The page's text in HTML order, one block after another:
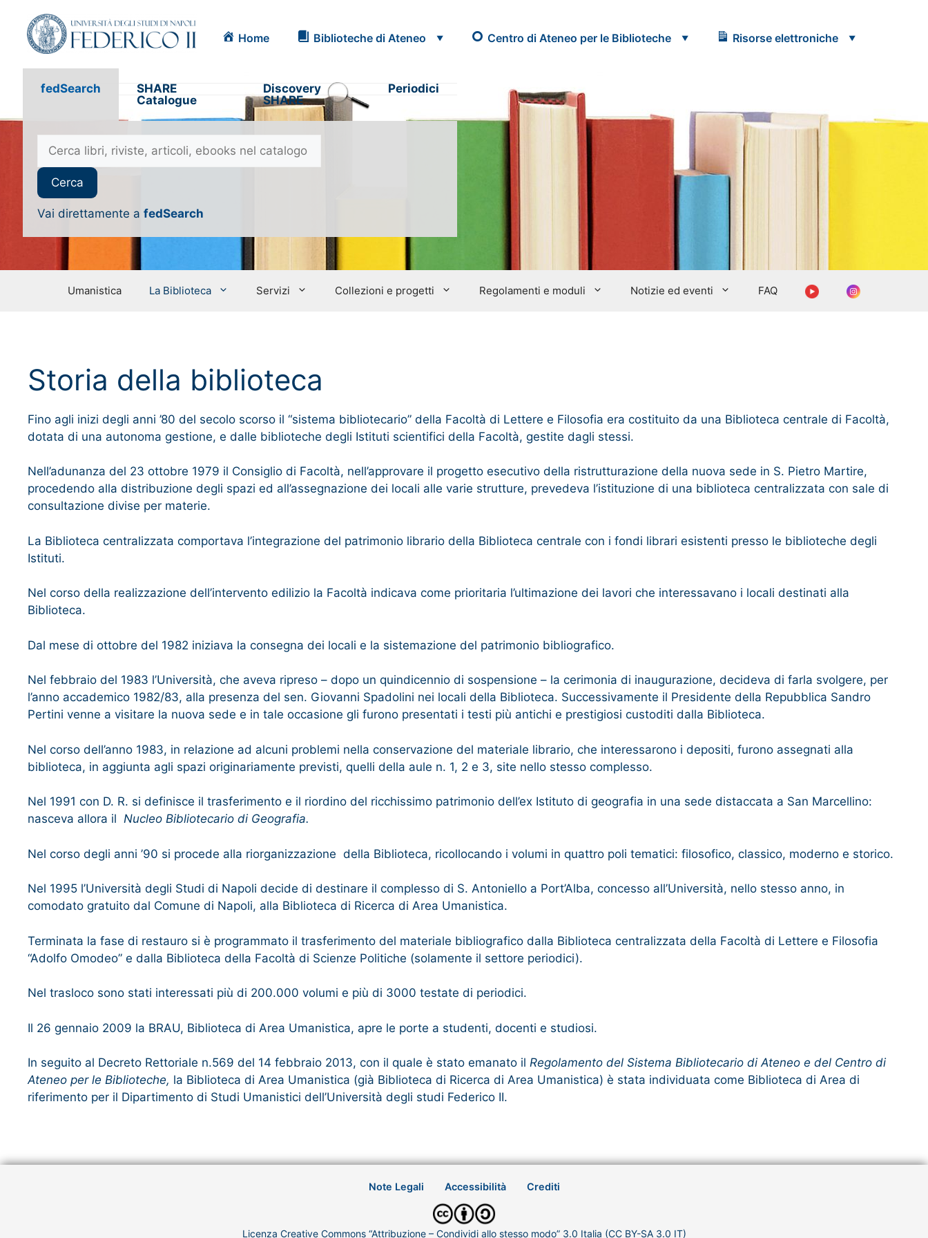
Home Biblioteche di Ateneo Centro di Ateneo per le Biblioteche Risorse elettroniche
fedSearch
SHARE
Catalogue
Discovery
SHARE
Periodici
Vai direttamente a fedSearch
Umanistica La Biblioteca Servizi Collezioni e progetti Regolamenti e moduli Notizie ed eventi FAQ YoutubeInstagram
Storia della biblioteca
Fino agli inizi degli anni ’80 del secolo scorso il “sistema bibliotecario” della Facoltà di Lettere e Filosofia era costituito da una Biblioteca centrale di Facoltà,
dotata di una autonoma gestione, e dalle biblioteche degli Istituti scientifici della Facoltà, gestite dagli stessi.
Nell’adunanza del 23 ottobre 1979 il Consiglio di Facoltà, nell’approvare il progetto esecutivo della ristrutturazione della nuova sede in S. Pietro Martire,
procedendo alla distribuzione degli spazi ed all’assegnazione dei locali alle varie strutture, prevedeva l’istituzione di una biblioteca centralizzata con sale di
consultazione divise per materie.
La Biblioteca centralizzata comportava l’integrazione del patrimonio librario della Biblioteca centrale con i fondi librari esistenti presso le biblioteche degli
Istituti.
Nel corso della realizzazione dell’intervento edilizio la Facoltà indicava come prioritaria l’ultimazione dei lavori che interessavano i locali destinati alla
Biblioteca.
Dal mese di ottobre del 1982 iniziava la consegna dei locali e la sistemazione del patrimonio bibliografico.
Nel febbraio del 1983 l’Università, che aveva ripreso – dopo un quindicennio di sospensione – la cerimonia di inaugurazione, decideva di farla svolgere, per
l’anno accademico 1982/83, alla presenza del sen. Giovanni Spadolini nei locali della Biblioteca. Successivamente il Presidente della Repubblica Sandro
Pertini venne a visitare la nuova sede e in tale occasione gli furono presentati i testi più antichi e prestigiosi custoditi dalla Biblioteca.
Nel corso dell’anno 1983, in relazione ad alcuni problemi nella conservazione del materiale librario, che interessarono i depositi, furono assegnati alla
biblioteca, in aggiunta agli spazi originariamente previsti, quelli della aule n. 1, 2 e 3, site nello stesso complesso.
Nel 1991 con D. R. si definisce il trasferimento e il riordino del ricchissimo patrimonio dell’ex Istituto di geografia in una sede distaccata a San Marcellino:
nasceva allora il Nucleo Bibliotecario di Geografia.
Nel corso degli anni ’90 si procede alla riorganizzazione della Biblioteca, ricollocando i volumi in quattro poli tematici: filosofico, classico, moderno e storico.
Nel 1995 l’Università degli Studi di Napoli decide di destinare il complesso di S. Antoniello a Port’Alba, concesso all’Università, nello stesso anno, in
comodato gratuito dal Comune di Napoli, alla Biblioteca di Ricerca di Area Umanistica.
Terminata la fase di restauro si è programmato il trasferimento del materiale bibliografico dalla Biblioteca centralizzata della Facoltà di Lettere e Filosofia
“Adolfo Omodeo” e dalla Biblioteca della Facoltà di Scienze Politiche (solamente il settore periodici).
Nel trasloco sono stati interessati più di 200.000 volumi e più di 3000 testate di periodici.
Il 26 gennaio 2009 la BRAU, Biblioteca di Area Umanistica, apre le porte a studenti, docenti e studiosi.
In seguito al Decreto Rettoriale n.569 del 14 febbraio 2013, con il quale è stato emanato il Regolamento del Sistema Bibliotecario di Ateneo e del Centro di
Ateneo per le Biblioteche, la Biblioteca di Area Umanistica (già Biblioteca di Ricerca di Area Umanistica) è stata individuata come Biblioteca di Area di
riferimento per il Dipartimento di Studi Umanistici dell’Università degli studi Federico II.
Note Legali Accessibilità Crediti
Licenza Creative Commons “Attribuzione – Condividi allo stesso modo” 3.0 Italia (CC BY-SA 3.0 IT)